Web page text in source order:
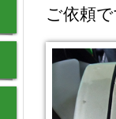
ご依頼